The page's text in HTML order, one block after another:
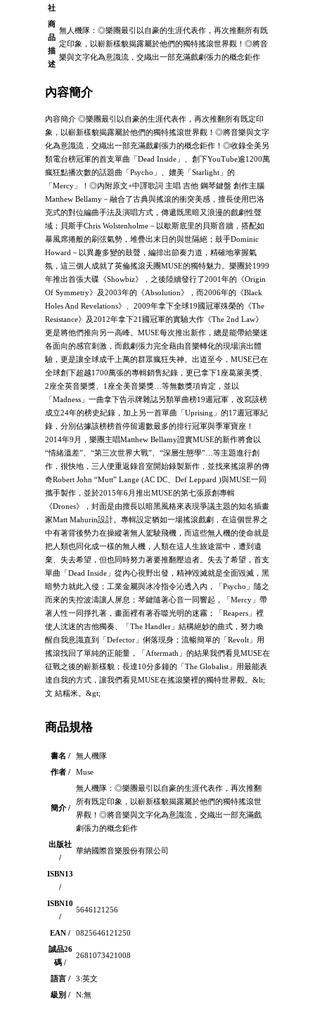
社
商
品
描
述
無人機隊：◎樂團最引以自豪的生涯代表作，再次推翻所有既
定印象，以嶄新樣貌揭露屬於他們的獨特搖滾世界觀！◎將音
樂與文字化為意識流，交織出一部充滿戲劇張力的概念鉅作
內容簡介
內容簡介 ◎樂團最引以自豪的生涯代表作，再次推翻所有既定印
象，以嶄新樣貌揭露屬於他們的獨特搖滾世界觀！◎將音樂與文字
化為意識流，交織出一部充滿戲劇張力的概念鉅作！◎收錄全美另
類電台榜冠軍的首支單曲「Dead Inside」、創下YouTube逾1200萬
瘋狂點播次數的話題曲「Psycho」、媲美「Starlight」的
「Mercy」！◎內附原文+中譯歌詞 主唱 吉他 鋼琴鍵盤 創作主腦
Matthew Bellamy－融合了古典與搖滾的衝突美感，擅長使用巴洛
克式的對位編曲手法及演唱方式，傳遞既黑暗又浪漫的戲劇性聲
域；貝斯手Chris Wolstenholme－以歇斯底里的貝斯音牆，搭配如
暴風席捲般的刷弦氣勢，堆疊出末日的與世隔絕；鼓手Dominic
Howard－以異趣多變的鼓聲，編排出節奏力道，精確地掌握氣
氛，這三個人成就了英倫搖滾天團MUSE的獨特魅力。樂團於1999
年推出首張大碟《Showbiz》，之後陸續發行了2001年的《Origin
Of Symmetry》及2003年的《Absolution》，而2006年的《Black
Holes And Revelations》、2009年拿下全球19國冠軍殊榮的《The
Resistance》及2012年拿下21國冠軍的實驗大作《The 2nd Law》
更是將他們推向另一高峰。MUSE每次推出新作，總是能帶給樂迷
各面向的感官刺激，而戲劇張力完全藉由音樂轉化的現場演出體
驗，更是讓全球成千上萬的群眾瘋狂失神。出道至今，MUSE已在
全球創下超越1700萬張的專輯銷售紀錄，更已拿下1座葛萊美獎、
2座全英音樂獎、1座全美音樂獎…等無數獎項肯定，並以
「Madness」一曲拿下告示牌雜誌另類單曲榜19週冠軍，改寫該榜
成立24年的榜史紀錄，加上另一首單曲「Uprising」的17週冠軍紀
錄，分別佔據該榜榜首停留週數最多的排行冠軍與季軍寶座！
2014年9月，樂團主唱Matthew Bellamy證實MUSE的新作將會以
“情緒溫差”、“第三次世界大戰”、“深層生態學”…等主題進行創
作，很快地，三人便重返錄音室開始錄製新作，並找來搖滾界的傳
奇Robert John “Mutt” Lange (AC DC、Def Leppard )與MUSE一同
攜手製作，並於2015年6月推出MUSE的第七張原創專輯
《Drones》，封面是由擅長以暗黑風格來表現爭議主題的知名插畫
家Matt Mahurin設計。專輯設定猶如一場搖滾戲劇，在這個世界之
中有著背後勢力在操縱著無人駕駛飛機，而這些無人機的使命就是
把人類也同化成一樣的無人機，人類在這人生旅途當中，遭到遺
棄、失去希望，但也同時努力著要推翻壓迫者。失去了希望，首支
單曲「Dead Inside」從內心視野出發，精神毀滅就是全面毀滅，黑
暗勢力就此入侵；工業金屬與冰冷指令沁透入內，「Psycho」隨之
而來的失控波濤讓人屏息；琴鍵隨著心音一同響起，「Mercy」帶
著人性一同掙扎著，畫面裡有著吞噬光明的迷霧；「Reapers」裡
使人沈迷的吉他獨奏、「The Handler」結構絕妙的曲式，努力喚
醒自我意識直到「Defector」俐落現身；流暢簡單的「Revolt」用
搖滾找回了單純的正能量，「Aftermath」的結果我們看見MUSE在
征戰之後的嶄新樣貌；長達10分多鐘的「The Globalist」用最能表
達自我的方式，讓我們看見MUSE在搖滾樂裡的獨特世界觀。&lt;
文 結糯米。&gt;
商品規格
書名 /
無人機隊
作者 /
Muse
簡介 /
無人機隊：◎樂團最引以自豪的生涯代表作，再次推翻
所有既定印象，以嶄新樣貌揭露屬於他們的獨特搖滾世
界觀！◎將音樂與文字化為意識流，交織出一部充滿戲
劇張力的概念鉅作
出版社
/
華納國際音樂股份有限公司
ISBN13
/
ISBN10
/
5646121256
EAN /
0825646121250
誠品26
碼 /
2681073421008
語言 /
3:英文
級別 /
N:無